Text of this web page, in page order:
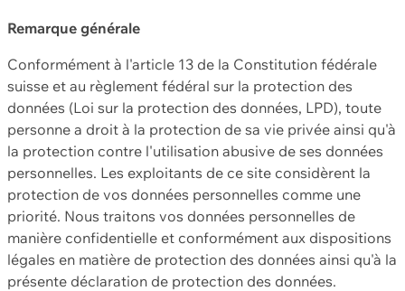
Remarque générale
Conformément à l'article 13 de la Constitution fédérale
suisse et au règlement fédéral sur la protection des
données (Loi sur la protection des données, LPD), toute
personne a droit à la protection de sa vie privée ainsi qu'à
la protection contre l'utilisation abusive de ses données
personnelles. Les exploitants de ce site considèrent la
protection de vos données personnelles comme une
priorité. Nous traitons vos données personnelles de
manière confidentielle et conformément aux dispositions
légales en matière de protection des données ainsi qu'à la
présente déclaration de protection des données.